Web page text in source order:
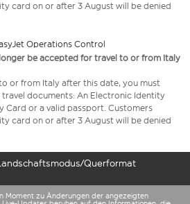
card on or after 3 August will be denied
Operations Control
be accepted for travel to or from Italy
or from Italy after this date, you must
documents: An Electronic Identity
Card or a valid passport. Customers
card on or after 3 August will be denied
Querformat
Moment zu Änderungen der angezeigten